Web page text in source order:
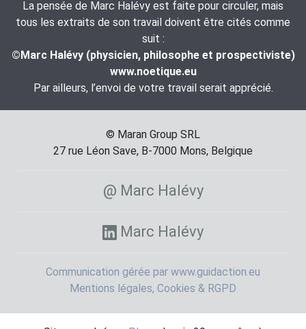
La pensée de Marc Halévy est faite pour circuler, mais
tous les extraits de son travail doivent être cités comme
suit :
©Marc Halévy (physicien, philosophe et prospectiviste)
www.noetique.eu
Par ailleurs, l’envoi de votre travail serait apprécié.
© Maran Group SRL
27 rue Léon Save, B-7000 Mons, Belgique
@ Marc Halévy
Marc Halévy
Communication gérée par www.guidaction.eu
Mentions légales, Cookies & RGPD